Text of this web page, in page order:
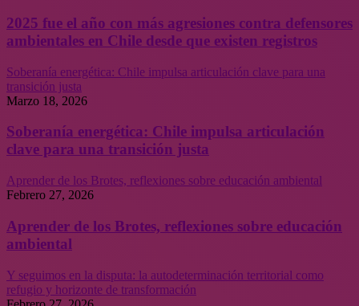
2025 fue el año con más agresiones contra defensores
ambientales en Chile desde que existen registros
Soberanía energética: Chile impulsa articulación clave para una
transición justa
Marzo 18, 2026
Soberanía energética: Chile impulsa articulación
clave para una transición justa
Aprender de los Brotes, reflexiones sobre educación ambiental
Febrero 27, 2026
Aprender de los Brotes, reflexiones sobre educación
ambiental
Y seguimos en la disputa: la autodeterminación territorial como
refugio y horizonte de transformación